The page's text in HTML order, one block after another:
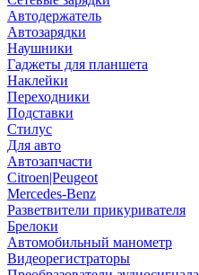
Автодержатель
Автозарядки
Наушники
Гаджеты для планшета
Наклейки
Переходники
Подставки
Стилус
Для авто
Автозапчасти
Citroen|Peugeot
Mercedes-Benz
Разветвители прикуривателя
Брелоки
Автомобильный манометр
Видеорегистраторы